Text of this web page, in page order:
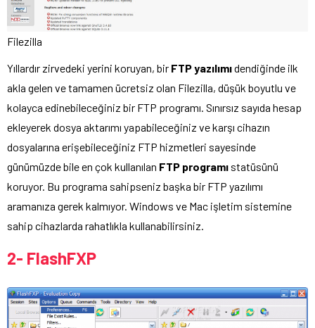
Filezilla
Yıllardır zirvedeki yerini koruyan, bir FTP yazılımıdendiğinde ilk
akla gelen ve tamamen ücretsiz olan Filezilla, düşük boyutlu ve
kolayca edinebileceğiniz bir FTP programı. Sınırsız sayıda hesap
ekleyerek dosya aktarımı yapabileceğiniz ve karşı cihazın
dosyalarına erişebileceğiniz FTP hizmetleri sayesinde
günümüzde bile en çok kullanılan FTP programı statüsünü
koruyor. Bu programa sahipseniz başka bir FTP yazılımı
aramanıza gerek kalmıyor. Windows ve Mac işletim sistemine
sahip cihazlarda rahatlıkla kullanabilirsiniz.
2- FlashFXP